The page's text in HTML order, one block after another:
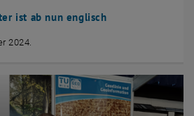
ist ab nun englisch
2024.